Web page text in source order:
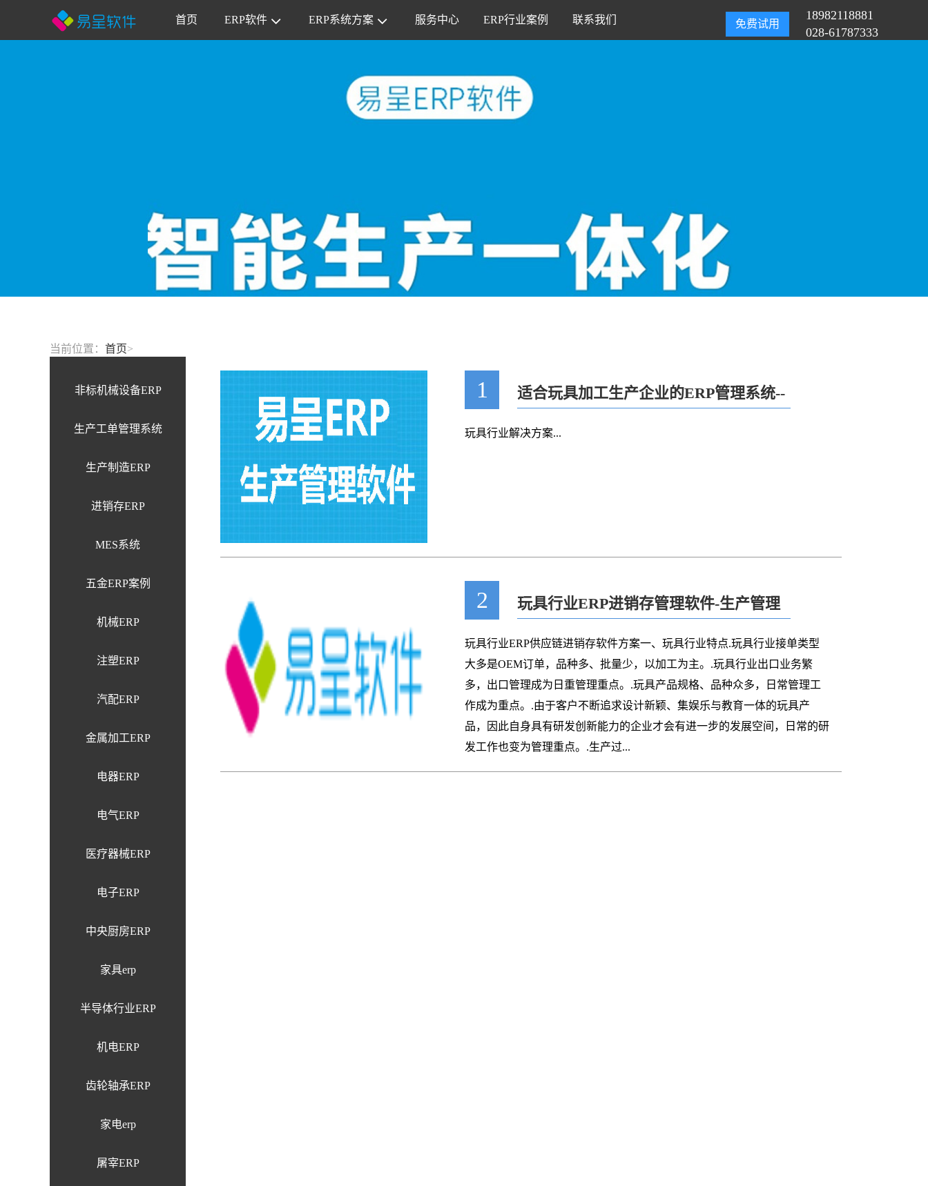
免费试用
18982118881
028-61787333
首页 ERP软件 ERP系统方案 服务中心 ERP行业案例 联系我们
当前位置： 首页>
非标机械设备ERP
生产工单管理系统
生产制造ERP
进销存ERP
MES系统
五金ERP案例
机械ERP
注塑ERP
汽配ERP
金属加工ERP
电器ERP
电气ERP
医疗器械ERP
电子ERP
中央厨房ERP
家具erp
半导体行业ERP
机电ERP
齿轮轴承ERP
家电erp
屠宰ERP
1
适合玩具加工生产企业的ERP管理系统--
易呈ERP软件服务好
玩具行业解决方案...
2
玩具行业ERP进销存管理软件-生产管理
系统-仓库|库存管理软件
玩具行业ERP供应链进销存软件方案一、玩具行业特点.玩具行业接单类型
大多是OEM订单，品种多、批量少，以加工为主。.玩具行业出口业务繁
多，出口管理成为日重管理重点。.玩具产品规格、品种众多，日常管理工
作成为重点。.由于客户不断追求设计新颖、集娱乐与教育一体的玩具产
品，因此自身具有研发创新能力的企业才会有进一步的发展空间，日常的研
发工作也变为管理重点。.生产过...